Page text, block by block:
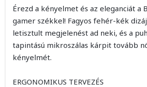
Érezd a kényelmet és az eleganciát a
gamer székkel! Fagyos fehér-kék
letisztult megjelenést ad neki, és a
tapintású mikroszálas kárpit tovább
kényelmét.
ERGONOMIKUS TERVEZÉS